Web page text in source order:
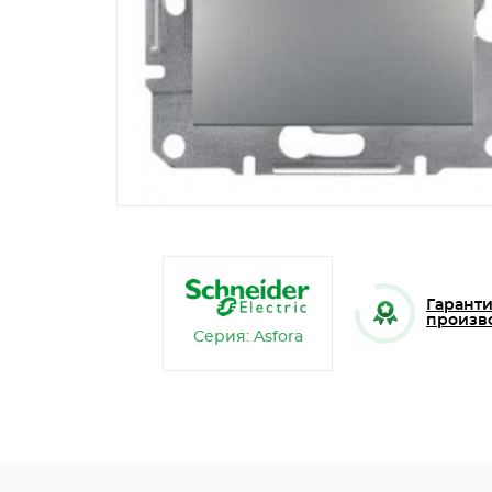
Серия: Asfora